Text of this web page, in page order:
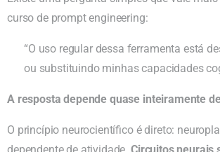
curso de prompt engineering:
“O uso regular dessa ferramenta está
ou substituindo minhas capacidades
A resposta depende quase inteiramente
O princípio neurocientífico é direto: